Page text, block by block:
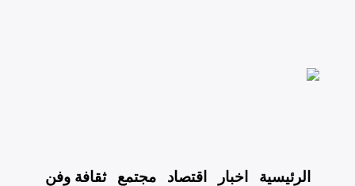
الرئيسية اخبار اقتصاد مجتمع ثقافة وفن